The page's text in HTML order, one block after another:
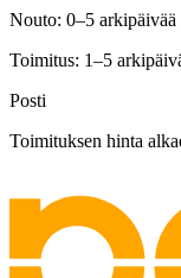
Nouto: 0–5 arkipäivää
Toimitus: 1–5
Posti
Toimituksen hinta